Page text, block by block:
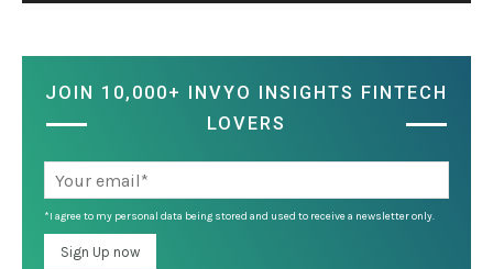
JOIN 10,000+ INVYO INSIGHTS FINTECH
LOVERS
*I agree to my personal data being stored and used to receive a newsletter only.